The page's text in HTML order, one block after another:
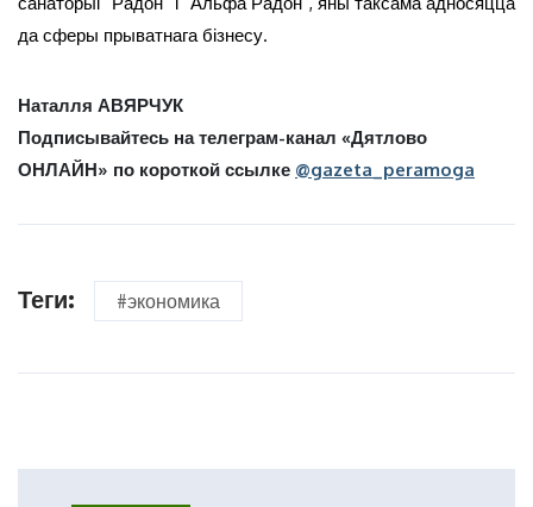
да сферы прыватнага бізнесу.
Наталля АВЯРЧУК
Подписывайтесь на телеграм-канал «Дятлово
ОНЛАЙН» по короткой ссылке @gazeta_peramoga
Теги: #экономика